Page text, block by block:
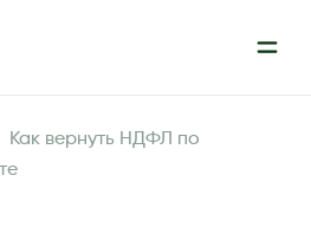
Как вернуть НДФЛ по